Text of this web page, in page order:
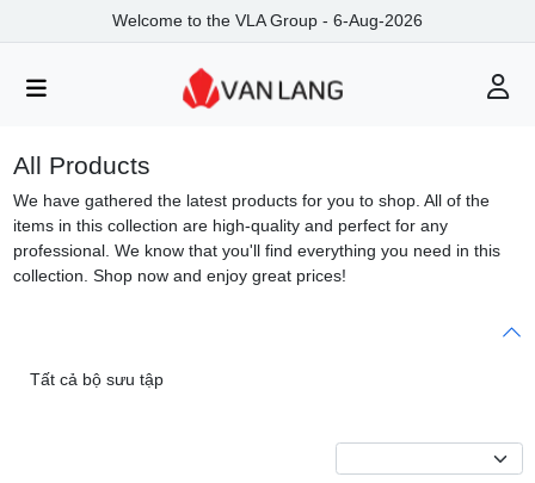
Welcome to the VLA Group - 6-Aug-2026
All Products
We have gathered the latest products for you to shop. All of the
items in this collection are high-quality and perfect for any
professional. We know that you'll find everything you need in this
collection. Shop now and enjoy great prices!
Tất cả bộ sưu tập